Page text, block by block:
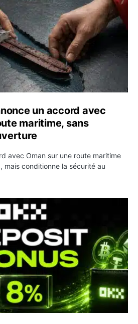
un accord avec
maritime, sans
avec Oman sur une route maritime
mais conditionne la sécurité au
Deposit Bonus : jusqu’à 5